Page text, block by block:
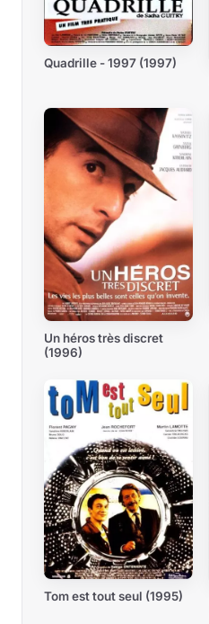
Quadrille - 1997 (1997)
Un héros très discret
(1996)
Tom est tout seul (1995)